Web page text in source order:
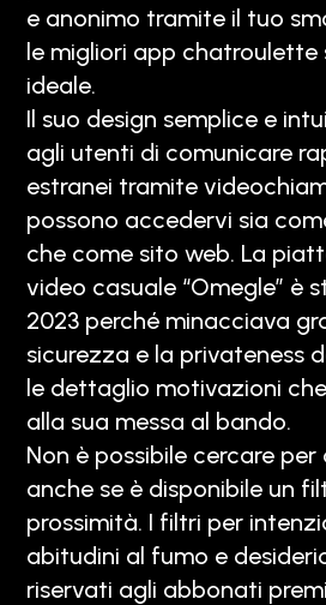
e anonimo tramite il tuo
le migliori app chatroulette
ideale.
Il suo design semplice e
agli utenti di comunicare
estranei tramite
possono accedervi sia
che come sito web. La
video casuale “Omegle” è
2023 perché minacciava
sicurezza e la privateness
le dettaglio motivazioni
alla sua messa al bando.
Non è possibile cercare
anche se è disponibile un
prossimità. I filtri per
abitudini al fumo e
riservati agli abbonati